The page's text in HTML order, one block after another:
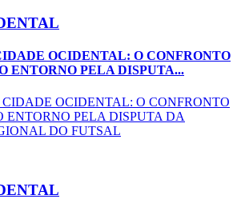
OCIDENTAL: O CONFRONTO
ENTORNO PELA DISPUTA...